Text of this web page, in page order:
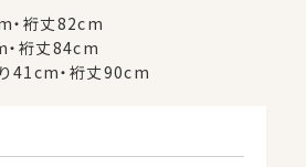
・裄丈82cm
裄丈84cm
41cm・裄丈90cm